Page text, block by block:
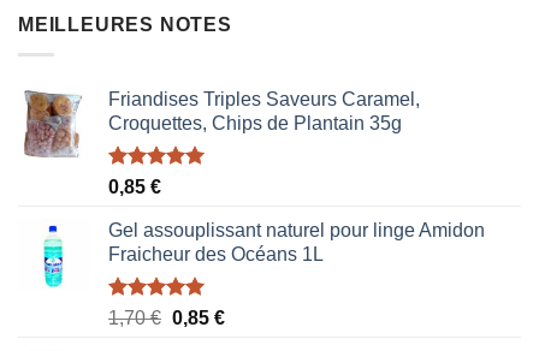
MEILLEURES NOTES
Friandises Triples Saveurs Caramel,
Croquettes, Chips de Plantain 35g
Note5.00
0,85 €
Gel assouplissant naturel pour linge Amidon
Fraicheur des Océans 1L
Note5.00
1,70€ Le
0,85 €Le